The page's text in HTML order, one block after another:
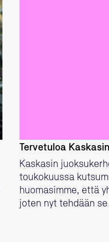
Tervetuloa
Kaskasin
toukokuussa
huomasimme, että
joten nyt tehdään